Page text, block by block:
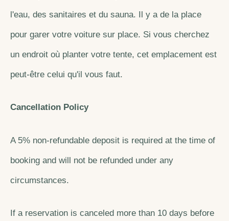
l'eau, des sanitaires et du sauna. Il y a de la place
pour garer votre voiture sur place. Si vous cherchez
un endroit où planter votre tente, cet emplacement est
peut-être celui qu'il vous faut.
Cancellation Policy
A 5% non-refundable deposit is required at the time of
booking and will not be refunded under any
circumstances.
If a reservation is canceled more than 10 days before